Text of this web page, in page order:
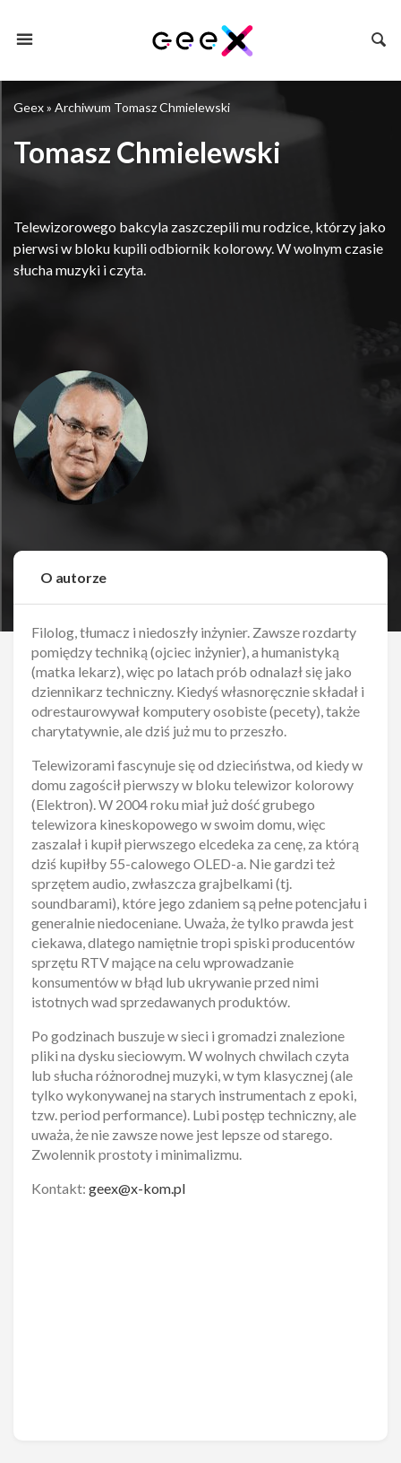
Geex» Archiwum Tomasz Chmielewski
Tomasz Chmielewski
Telewizorowego bakcyla zaszczepili mu rodzice, którzy jako
pierwsi w bloku kupili odbiornik kolorowy. W wolnym czasie
słucha muzyki i czyta.
O autorze
Filolog, tłumacz i niedoszły inżynier. Zawsze rozdarty
pomiędzy techniką (ojciec inżynier), a humanistyką
(matka lekarz), więc po latach prób odnalazł się jako
dziennikarz techniczny. Kiedyś własnoręcznie składał i
odrestaurowywał komputery osobiste (pecety), także
charytatywnie, ale dziś już mu to przeszło.
Telewizorami fascynuje się od dzieciństwa, od kiedy w
domu zagościł pierwszy w bloku telewizor kolorowy
(Elektron). W 2004 roku miał już dość grubego
telewizora kineskopowego w swoim domu, więc
zaszalał i kupił pierwszego elcedeka za cenę, za którą
dziś kupiłby 55-calowego OLED-a. Nie gardzi też
sprzętem audio, zwłaszcza grajbelkami (tj.
soundbarami), które jego zdaniem są pełne potencjału i
generalnie niedoceniane. Uważa, że tylko prawda jest
ciekawa, dlatego namiętnie tropi spiski producentów
sprzętu RTV mające na celu wprowadzanie
konsumentów w błąd lub ukrywanie przed nimi
istotnych wad sprzedawanych produktów.
Po godzinach buszuje w sieci i gromadzi znalezione
pliki na dysku sieciowym. W wolnych chwilach czyta
lub słucha różnorodnej muzyki, w tym klasycznej (ale
tylko wykonywanej na starych instrumentach z epoki,
tzw. period performance). Lubi postęp techniczny, ale
uważa, że nie zawsze nowe jest lepsze od starego.
Zwolennik prostoty i minimalizmu.
Kontakt: geex@x-kom.pl